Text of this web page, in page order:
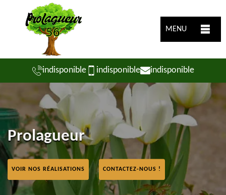
MENU
indisponible indisponible indisponible
Prolagueur
VOIR NOS RÉALISATIONS CONTACTEZ-NOUS !